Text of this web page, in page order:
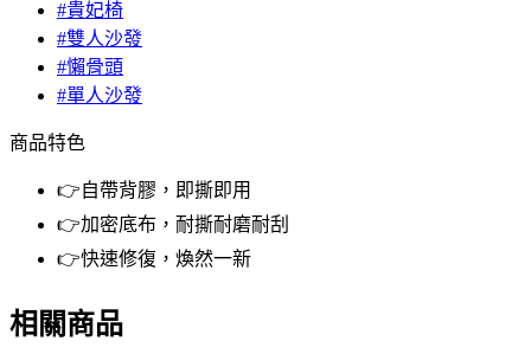
#貴妃椅
#雙人沙發
#懶骨頭
#單人沙發
商品特色
👉自帶背膠，即撕即用
👉加密底布，耐撕耐磨耐刮
👉快速修復，煥然一新
相關商品